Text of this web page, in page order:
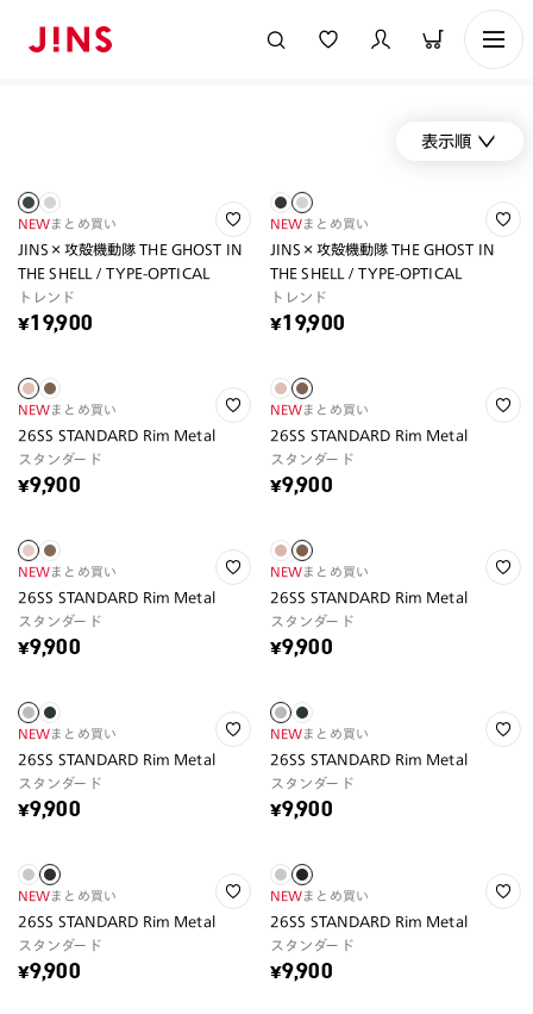
表示順
NEWまとめ買い
JINS×攻殻機動隊 THE GHOST IN
THE SHELL / TYPE-OPTICAL
トレンド
¥19,900
NEWまとめ買い
JINS×攻殻機動隊 THE GHOST IN
THE SHELL / TYPE-OPTICAL
トレンド
¥19,900
NEWまとめ買い
26SS STANDARD Rim Metal
スタンダード
¥9,900
NEWまとめ買い
26SS STANDARD Rim Metal
スタンダード
¥9,900
NEWまとめ買い
26SS STANDARD Rim Metal
スタンダード
¥9,900
NEWまとめ買い
26SS STANDARD Rim Metal
スタンダード
¥9,900
NEWまとめ買い
26SS STANDARD Rim Metal
スタンダード
¥9,900
NEWまとめ買い
26SS STANDARD Rim Metal
スタンダード
¥9,900
NEWまとめ買い
26SS STANDARD Rim Metal
スタンダード
¥9,900
NEWまとめ買い
26SS STANDARD Rim Metal
スタンダード
¥9,900